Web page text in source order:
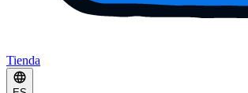
Tienda